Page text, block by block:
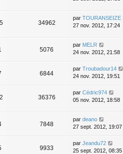
34962
par TOURANSEIZE
27 nov. 2012, 17:24
5076
par MELR
24 nov. 2012, 21:58
6844
par Troubadour14
24 nov. 2012, 19:51
36376
par Cédric974
05 nov. 2012, 18:58
7848
par deano
27 sept. 2012, 19:07
9933
par Jeandu72
25 sept. 2012, 08:35